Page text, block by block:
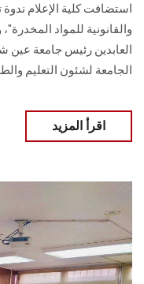
استضافت كلية الإعلام ندوة
والقانونية للمواد
العابدين رئيس جامعة
الجامعة لشئون التعليم
اقرأ المزيد